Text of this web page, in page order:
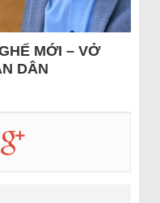
MỚI – VỞ
DÂN